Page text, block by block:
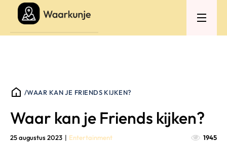
/WAAR KAN JE FRIENDS KIJKEN?
Waar kan je Friends kijken?
25 augustus 2023 | Entertainment 1945